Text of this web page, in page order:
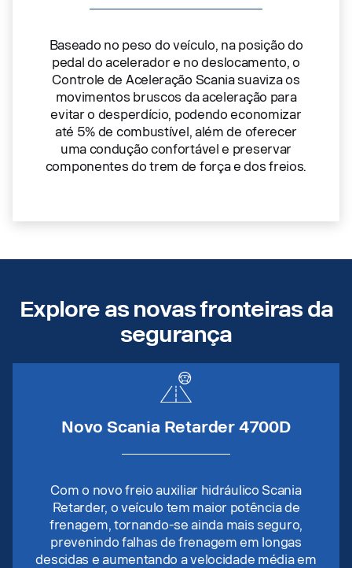
Baseado no peso do veículo, na posição do
pedal do acelerador e no deslocamento, o
Controle de Aceleração Scania suaviza os
movimentos bruscos da aceleração para
evitar o desperdício, podendo economizar
até 5% de combustível, além de oferecer
uma condução confortável e preservar
componentes do trem de força e dos freios.
Explore as novas fronteiras da
segurança
Novo Scania Retarder 4700D
Com o novo freio auxiliar hidráulico Scania
Retarder, o veículo tem maior potência de
frenagem, tornando-se ainda mais seguro,
prevenindo falhas de frenagem em longas
descidas e aumentando a velocidade média em